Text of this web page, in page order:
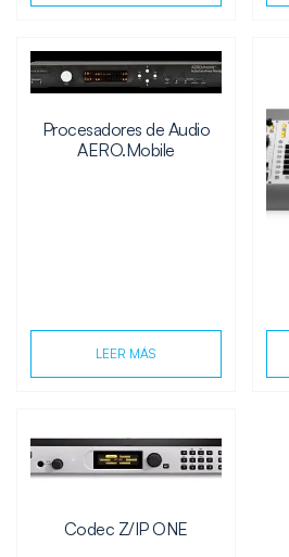
Procesadores de Audio
AERO.Mobile
LEER MÁS
Codec Z/IP ONE